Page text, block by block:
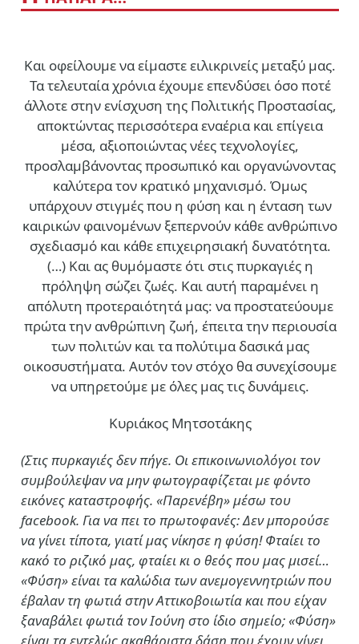
Και οφείλουμε να είμαστε ειλικρινείς μεταξύ μας.
Τα τελευταία χρόνια έχουμε επενδύσει όσο ποτέ
άλλοτε στην ενίσχυση της Πολιτικής Προστασίας,
αποκτώντας περισσότερα εναέρια και επίγεια
μέσα, αξιοποιώντας νέες τεχνολογίες,
προσλαμβάνοντας προσωπικό και οργανώνοντας
καλύτερα τον κρατικό μηχανισμό. Όμως
υπάρχουν στιγμές που η φύση και η ένταση των
καιρικών φαινομένων ξεπερνούν κάθε ανθρώπινο
σχεδιασμό και κάθε επιχειρησιακή δυνατότητα.
(…) Και ας θυμόμαστε ότι στις πυρκαγιές η
πρόληψη σώζει ζωές. Και αυτή παραμένει η
απόλυτη προτεραιότητά μας: να προστατεύουμε
πρώτα την ανθρώπινη ζωή, έπειτα την περιουσία
των πολιτών και τα πολύτιμα δασικά μας
οικοσυστήματα. Αυτόν τον στόχο θα συνεχίσουμε
να υπηρετούμε με όλες μας τις δυνάμεις.
Κυριάκος Μητσοτάκης
(Στις πυρκαγιές δεν πήγε. Οι επικοινωνιολόγοι τον
συμβούλεψαν να μην φωτογραφίζεται με φόντο
εικόνες καταστροφής. «Παρενέβη» μέσω του
facebook. Για να πει το πρωτοφανές: Δεν μπορούσε
να γίνει τίποτα, γιατί μας νίκησε η φύση! Φταίει το
κακό το ριζικό μας, φταίει κι ο θεός που μας μισεί…
«Φύση» είναι τα καλώδια των ανεμογεννητριών που
έβαλαν τη φωτιά στην Αττικοβοιωτία και που είχαν
ξαναβάλει φωτιά τον Ιούνη στο ίδιο σημείο; «Φύση»